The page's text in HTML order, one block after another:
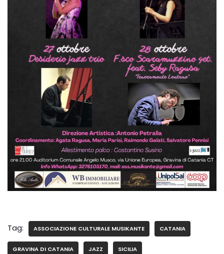
Tag: ASSOCIAZIONE CULTURALE MUSIKANTE CATANIA
GRAVINA DI CATANIA JAZZ SICILIA